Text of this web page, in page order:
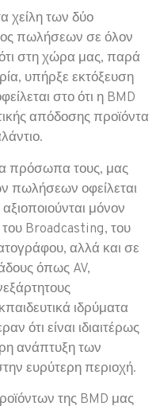
χείλη των δύο
πωλήσεων σε όλον
στη χώρα μας, παρά
υπήρξε εκτόξευση
στο ότι η BMD
απόδοσης προϊόντα
πρόσωπα τους, μας
πωλήσεων οφείλεται
μόνον
Broadcasting, του
αλλά και σε
όπως AV,
ιδρύματα
ότι είναι ιδιαιτέρως
ανάπτυξη των
ευρύτερη περιοχή.
της BMD μας